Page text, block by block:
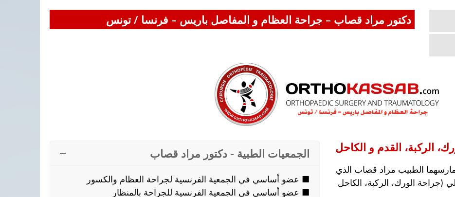
دكتور مراد قصاب – جراحة العظام و المفاصل باريس – فرنسا / تونس
الجمعيات الطبية - دكتور مراد قصاب
■ عضو أساسي في الجمعية الفرنسية لجراحة العظام والكسور
■ عضو أساسي في الجمعية الفرنسية للجراحة بالمنظار
الركبة، القدم و الكاحل
الطبيب مراد قصاب الذي
(جراحة الورك، الركبة، الكاحل